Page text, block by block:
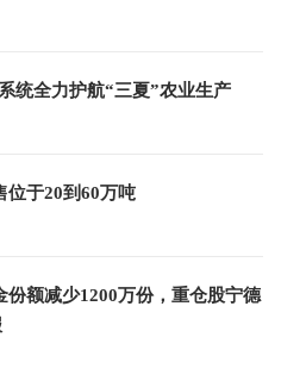
统全力护航“三夏”农业生产
位于20到60万吨
额减少1200万份，重仓股宁德